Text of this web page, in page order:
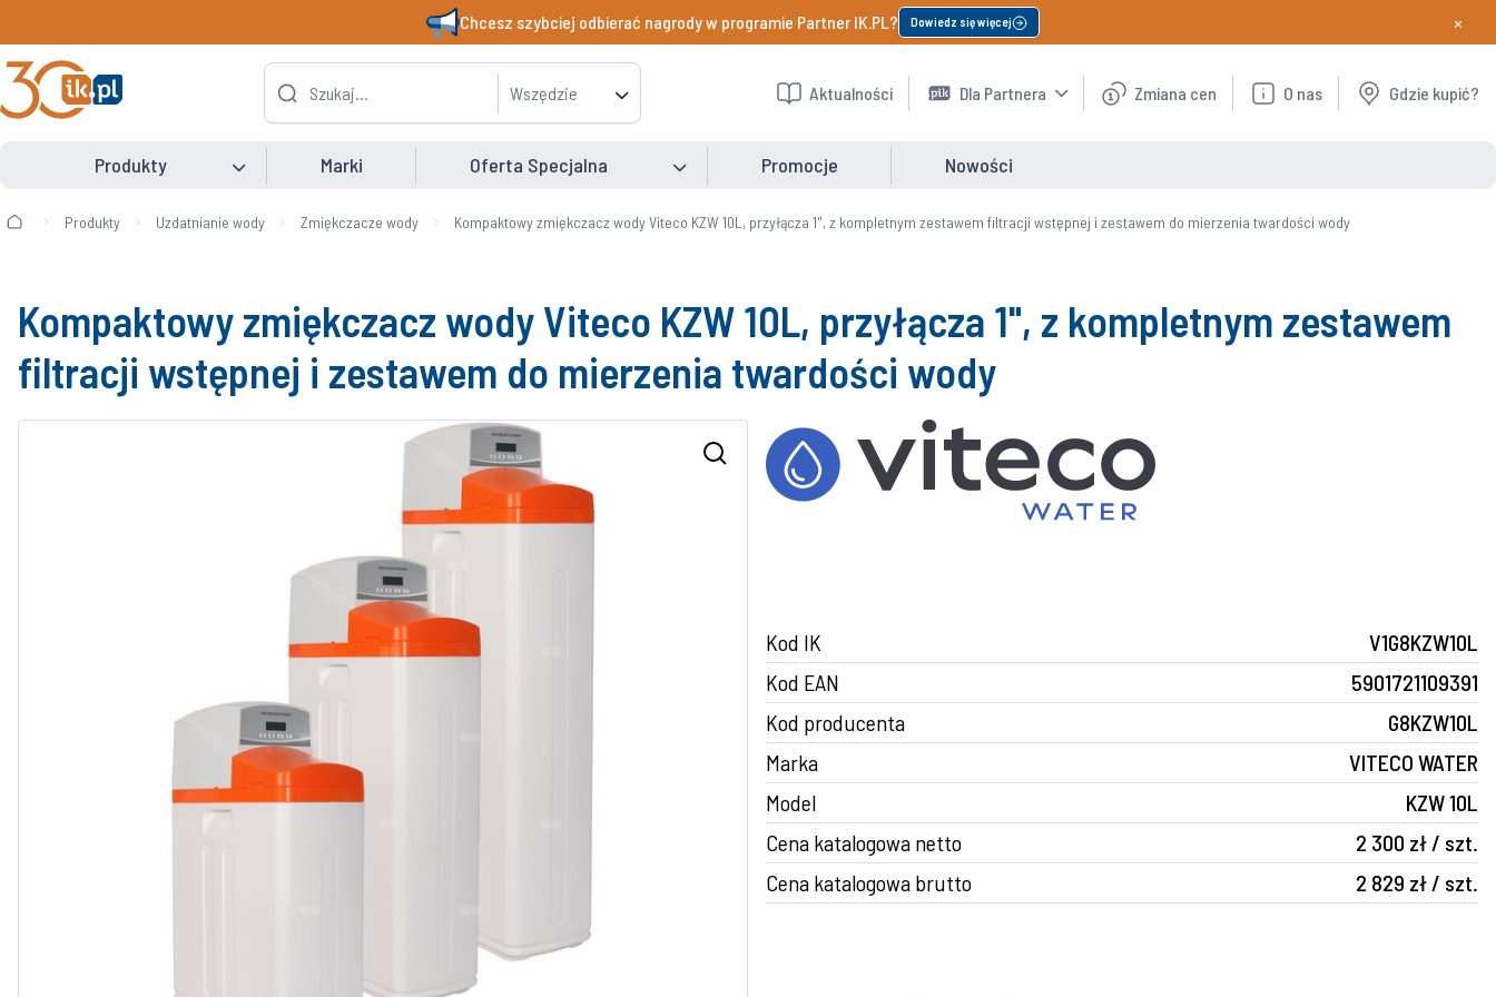
Chcesz szybciej odbierać nagrody w programie Partner IK.PL? Dowiedz się więcej ×
Wszędzie Aktualności Dla Partnera Zmiana cen O nas Gdzie kupić?
Produkty Marki Oferta Specjalna Promocje Nowości
Produkty Uzdatnianie wody Zmiękczacze wody Kompaktowy zmiękczacz wody Viteco KZW 10L, przyłącza 1", z kompletnym zestawem filtracji wstępnej i zestawem do mierzenia twardości wody
Kompaktowy zmiękczacz wody Viteco KZW 10L, przyłącza 1", z kompletnym zestawem
filtracji wstępnej i zestawem do mierzenia twardości wody
Kod IK
V1G8KZW10L
Kod EAN
5901721109391
Kod producenta
G8KZW10L
Marka
VITECO WATER
Model
KZW 10L
Cena katalogowa netto
2 300 zł / szt.
Cena katalogowa brutto
2 829 zł / szt.